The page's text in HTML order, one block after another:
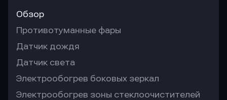
Обзор
Противотуманные фары
Датчик дождя
Датчик света
Электрообогрев боковых зеркал
Электрообогрев зоны стеклоочистителей